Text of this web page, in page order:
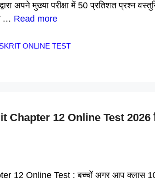
अपने मुख्या परीक्षा में 50 प्रतिशत प्रश्न
… Read more
ONLINE TEST
12 Online Test 2026
12 Online Test : बच्चों अगर आप क्लास